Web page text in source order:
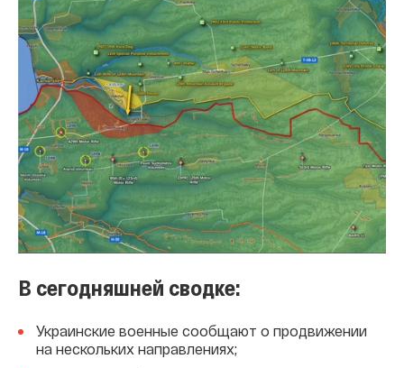
В сегодняшней сводке:
Украинские военные сообщают о продвижении
на нескольких направлениях;